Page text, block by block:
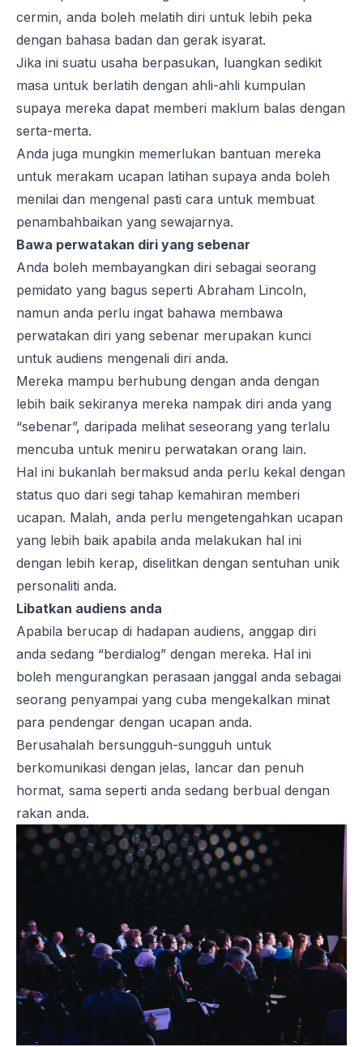
cermin, anda boleh melatih diri untuk lebih peka
dengan bahasa badan dan gerak isyarat.
Jika ini suatu usaha berpasukan, luangkan sedikit
masa untuk berlatih dengan ahli-ahli kumpulan
supaya mereka dapat memberi maklum balas dengan
serta-merta.
Anda juga mungkin memerlukan bantuan mereka
untuk merakam ucapan latihan supaya anda boleh
menilai dan mengenal pasti cara untuk membuat
penambahbaikan yang sewajarnya.
Bawa perwatakan diri yang sebenar
Anda boleh membayangkan diri sebagai seorang
pemidato yang bagus seperti Abraham Lincoln,
namun anda perlu ingat bahawa membawa
perwatakan diri yang sebenar merupakan kunci
untuk audiens mengenali diri anda.
Mereka mampu berhubung dengan anda dengan
lebih baik sekiranya mereka nampak diri anda yang
“sebenar”, daripada melihat seseorang yang terlalu
mencuba untuk meniru perwatakan orang lain.
Hal ini bukanlah bermaksud anda perlu kekal dengan
status quo dari segi tahap kemahiran memberi
ucapan. Malah, anda perlu mengetengahkan ucapan
yang lebih baik apabila anda melakukan hal ini
dengan lebih kerap, diselitkan dengan sentuhan unik
personaliti anda.
Libatkan audiens anda
Apabila berucap di hadapan audiens, anggap diri
anda sedang “berdialog” dengan mereka. Hal ini
boleh mengurangkan perasaan janggal anda sebagai
seorang penyampai yang cuba mengekalkan minat
para pendengar dengan ucapan anda.
Berusahalah bersungguh-sungguh untuk
berkomunikasi dengan jelas, lancar dan penuh
hormat, sama seperti anda sedang berbual dengan
rakan anda.